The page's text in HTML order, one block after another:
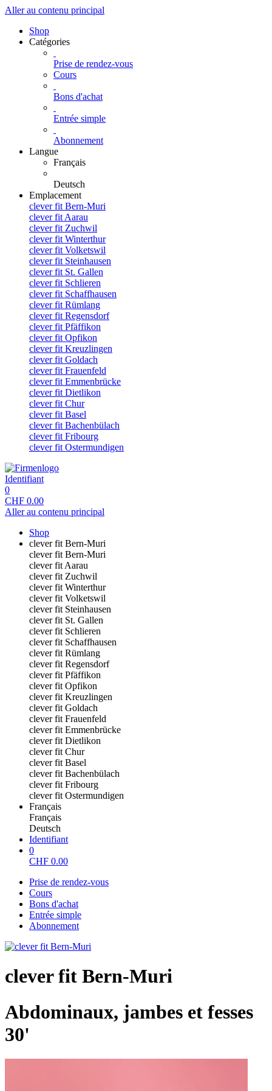
Aller au contenu principal
Shop
Catégories
Prise de rendez-vous
Cours
Bons d'achat
Entrée simple
Abonnement
Langue
Français
Deutsch
Emplacement
clever fit Bern-Muri
clever fit Aarau
clever fit Zuchwil
clever fit Winterthur
clever fit Volketswil
clever fit Steinhausen
clever fit St. Gallen
clever fit Schlieren
clever fit Schaffhausen
clever fit Rümlang
clever fit Regensdorf
clever fit Pfäffikon
clever fit Opfikon
clever fit Kreuzlingen
clever fit Goldach
clever fit Frauenfeld
clever fit Emmenbrücke
clever fit Dietlikon
clever fit Chur
clever fit Basel
clever fit Bachenbülach
clever fit Fribourg
clever fit Ostermundigen
Identifiant
0
CHF 0.00
Aller au contenu principal
Shop
clever fit Bern-Muri
clever fit Bern-Muri
clever fit Aarau
clever fit Zuchwil
clever fit Winterthur
clever fit Volketswil
clever fit Steinhausen
clever fit St. Gallen
clever fit Schlieren
clever fit Schaffhausen
clever fit Rümlang
clever fit Regensdorf
clever fit Pfäffikon
clever fit Opfikon
clever fit Kreuzlingen
clever fit Goldach
clever fit Frauenfeld
clever fit Emmenbrücke
clever fit Dietlikon
clever fit Chur
clever fit Basel
clever fit Bachenbülach
clever fit Fribourg
clever fit Ostermundigen
Français
Français
Deutsch
Identifiant
0
CHF 0.00
Prise de rendez-vous
Cours
Bons d'achat
Entrée simple
Abonnement
clever fit Bern-Muri
Abdominaux, jambes et fesses
30'